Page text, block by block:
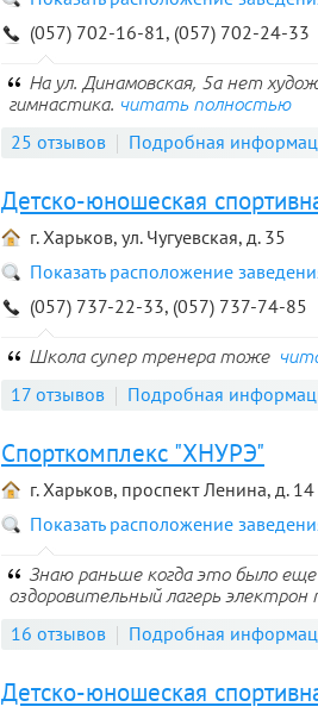
(057) 702-16-81, (057) 702-24-33
На ул. Динамовская, 5а нет
гимнастика. читать полностью
25 отзывов Подробная
Детско-юношеская
г. Харьков, ул. Чугуевская, д. 35
Показать расположение
(057) 737-22-33, (057) 737-74-85
Школа супер тренера тоже
17 отзывов Подробная
Спорткомплекс "ХНУРЭ"
г. Харьков, проспект Ленина, д. 14
Показать расположение
Знаю раньше когда это было
оздоровительный лагерь электрон
16 отзывов Подробная
Детско-юношеская